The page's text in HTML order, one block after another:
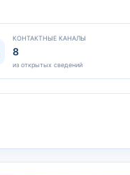
КОНТАКТНЫЕ КАНАЛЫ
8
из открытых сведений